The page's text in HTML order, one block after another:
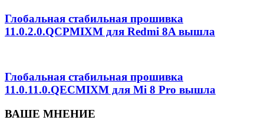
Глобальная стабильная прошивка
11.0.2.0.QCPMIXM для Redmi 8A вышла
Глобальная стабильная прошивка
11.0.11.0.QECMIXM для Mi 8 Pro вышла
ВАШЕ МНЕНИЕ